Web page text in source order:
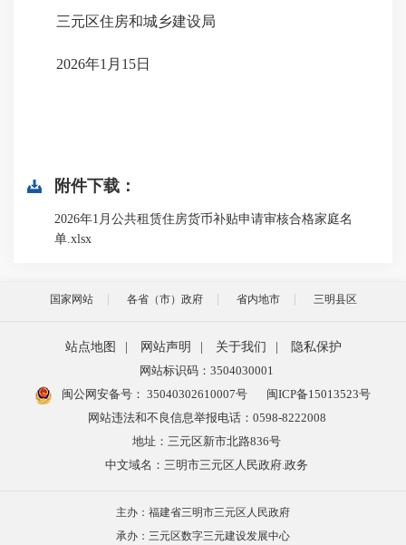
三元区住房和城乡建设局
2026年1月15日
附件下载：
2026年1月公共租赁住房货币补贴申请审核合格家庭名
单.xlsx
国家网站 各省（市）政府 省内地市 三明县区
站点地图 网站声明 关于我们
隐私保护
网站标识码：3504030001
闽公网安备号： 35040302610007号
闽ICP备15013523号
网站违法和不良信息举报电话：0598-8222008
地址：三元区新市北路836号
中文域名：三明市三元区人民政府.政务
主办：福建省三明市三元区人民政府
承办：三元区数字三元建设发展中心